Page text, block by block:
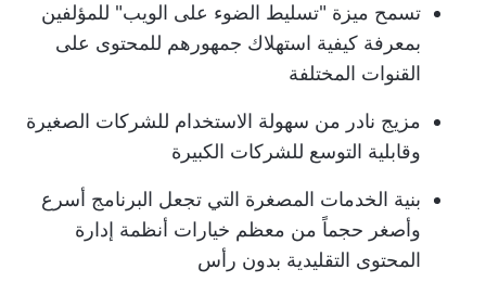
تسمح ميزة "تسليط الضوء على الويب" للمؤلفين
بمعرفة كيفية استهلاك جمهورهم للمحتوى على
القنوات المختلفة
مزيج نادر من سهولة الاستخدام للشركات الصغيرة
وقابلية التوسع للشركات الكبيرة
بنية الخدمات المصغرة التي تجعل البرنامج أسرع
وأصغر حجماً من معظم خيارات أنظمة إدارة
المحتوى التقليدية بدون رأس